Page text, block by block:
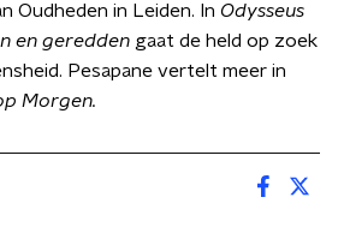
Oudheden in Leiden. In Odysseus
en geredden gaat de held op zoek
Pesapane vertelt meer in
Morgen.